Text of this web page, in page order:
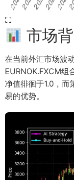
⛶
市场
在当前外汇市场波
EURNOK.FXCM组
净值徘徊于1.0，而
易的优势。